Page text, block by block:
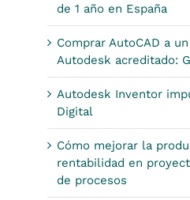
de 1 año en España
Comprar AutoCAD a
Autodesk acreditado:
Autodesk Inventor
Digital
Cómo mejorar la
rentabilidad en
de procesos